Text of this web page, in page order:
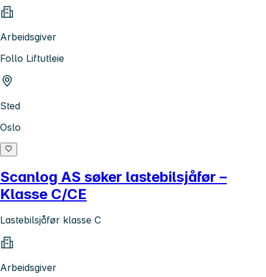
Arbeidsgiver
Follo Liftutleie
Sted
Oslo
Scanlog AS søker lastebilsjåfør –
Klasse C/CE
Lastebilsjåfør klasse C
Arbeidsgiver